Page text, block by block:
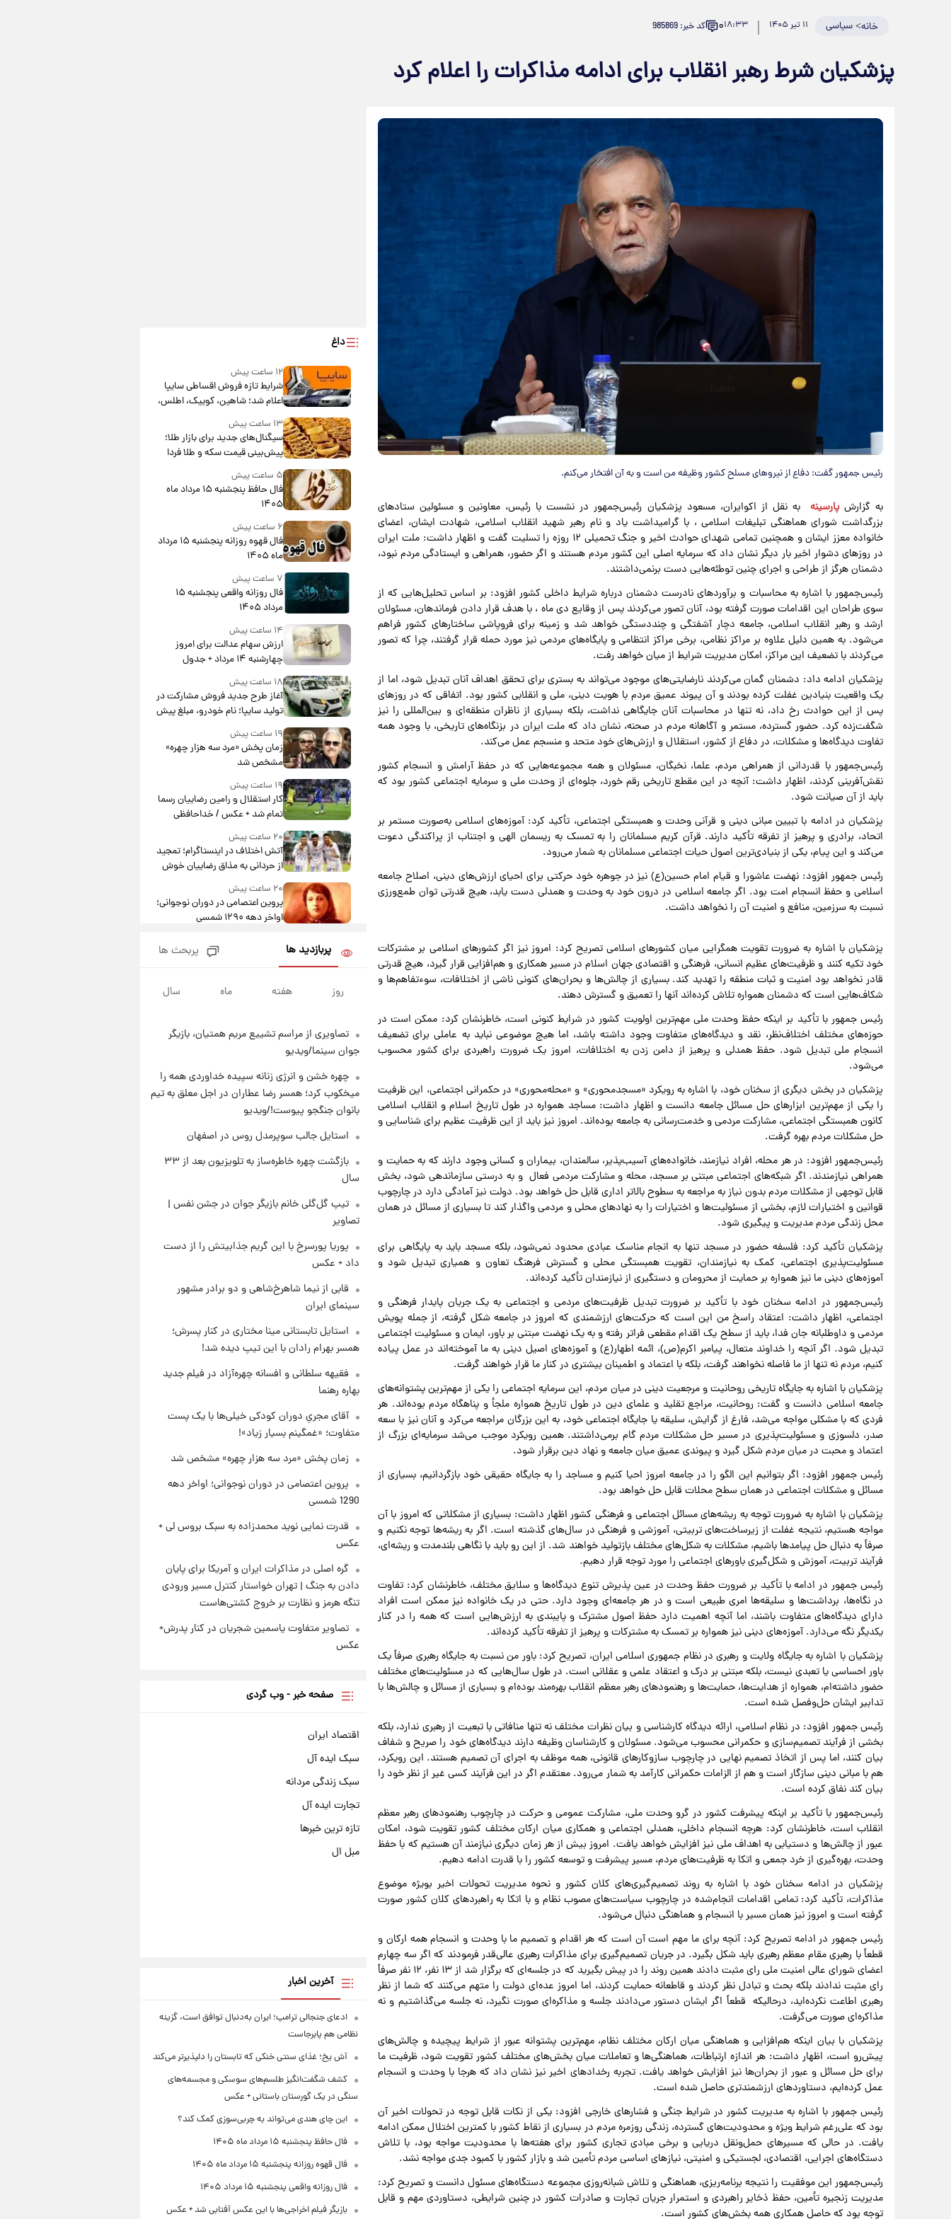
خانه>سیاسی ۱۱ تیر ۱۴۰۵ ۱۸:۳۳۰ کد خبر: 985869
پزشکیان شرط رهبر انقلاب برای ادامه مذاکرات را اعلام کرد
رئیس جمهور گفت: دفاع از نیروهای مسلح کشور وظیفه من است و به آن افتخار می‌کنم.
به گزارش پارسینه
به نقل از اکوایران، مسعود پزشکیان رئیس‌جمهور در نشست با رئیس، معاونین و مسئولین ستادهای
بزرگداشت شورای هماهنگی تبلیغات اسلامی ، با گرامیداشت یاد و نام رهبر شهید انقلاب اسلامی، شهادت ایشان، اعضای
خانواده معزز ایشان و همچنین تمامی شهدای حوادث اخیر و جنگ تحمیلی ۱۲ روزه را تسلیت گفت و اظهار داشت: ملت ایران
در روزهای دشوار اخیر بار دیگر نشان داد که سرمایه اصلی این کشور مردم هستند و اگر حضور، همراهی و ایستادگی مردم نبود،
دشمنان هرگز از طراحی و اجرای چنین توطئه‌هایی دست برنمی‌داشتند.
رئیس‌جمهور با اشاره به محاسبات و برآوردهای نادرست دشمنان درباره شرایط داخلی کشور افزود: بر اساس تحلیل‌هایی که از
سوی طراحان این اقدامات صورت گرفته بود، آنان تصور می‌کردند پس از وقایع دی ماه ، با هدف قرار دادن فرماندهان، مسئولان
ارشد و رهبر انقلاب اسلامی، جامعه دچار آشفتگی و چنددستگی خواهد شد و زمینه برای فروپاشی ساختارهای کشور فراهم
می‌شود. به همین دلیل علاوه بر مراکز نظامی، برخی مراکز انتظامی و پایگاه‌های مردمی نیز مورد حمله قرار گرفتند، چرا که تصور
می‌کردند با تضعیف این مراکز، امکان مدیریت شرایط از میان خواهد رفت.
پزشکیان ادامه داد: دشمنان گمان می‌کردند نارضایتی‌های موجود می‌تواند به بستری برای تحقق اهداف آنان تبدیل شود، اما از
یک واقعیت بنیادین غفلت کرده بودند و آن پیوند عمیق مردم با هویت دینی، ملی و انقلابی کشور بود. اتفاقی که در روزهای
پس از این حوادث رخ داد، نه تنها در محاسبات آنان جایگاهی نداشت، بلکه بسیاری از ناظران منطقه‌ای و بین‌المللی را نیز
شگفت‌زده کرد. حضور گسترده، مستمر و آگاهانه مردم در صحنه، نشان داد که ملت ایران در بزنگاه‌های تاریخی، با وجود همه
تفاوت دیدگاه‌ها و مشکلات، در دفاع از کشور، استقلال و ارزش‌های خود متحد و منسجم عمل می‌کند.
رئیس‌جمهور با قدردانی از همراهی مردم، علما، نخبگان، مسئولان و همه مجموعه‌هایی که در حفظ آرامش و انسجام کشور
نقش‌آفرینی کردند، اظهار داشت: آنچه در این مقطع تاریخی رقم خورد، جلوه‌ای از وحدت ملی و سرمایه اجتماعی کشور بود که
باید از آن صیانت شود.
پزشکیان در ادامه با تبیین مبانی دینی و قرآنی وحدت و همبستگی اجتماعی، تأکید کرد: آموزه‌های اسلامی به‌صورت مستمر بر
اتحاد، برادری و پرهیز از تفرقه تأکید دارند. قرآن کریم مسلمانان را به تمسک به ریسمان الهی و اجتناب از پراکندگی دعوت
می‌کند و این پیام، یکی از بنیادی‌ترین اصول حیات اجتماعی مسلمانان به شمار می‌رود.
رئیس جمهور افزود: نهضت عاشورا و قیام امام حسین(ع) نیز در جوهره خود حرکتی برای احیای ارزش‌های دینی، اصلاح جامعه
اسلامی و حفظ انسجام امت بود. اگر جامعه اسلامی در درون خود به وحدت و همدلی دست یابد، هیچ قدرتی توان طمع‌ورزی
نسبت به سرزمین، منافع و امنیت آن را نخواهد داشت.
پزشکیان با اشاره به ضرورت تقویت همگرایی میان کشورهای اسلامی تصریح کرد: امروز نیز اگر کشورهای اسلامی بر مشترکات
خود تکیه کنند و ظرفیت‌های عظیم انسانی، فرهنگی و اقتصادی جهان اسلام در مسیر همکاری و هم‌افزایی قرار گیرد، هیچ قدرتی
قادر نخواهد بود امنیت و ثبات منطقه را تهدید کند. بسیاری از چالش‌ها و بحران‌های کنونی ناشی از اختلافات، سوءتفاهم‌ها و
شکاف‌هایی است که دشمنان همواره تلاش کرده‌اند آنها را تعمیق و گسترش دهند.
رئیس جمهور با تأکید بر اینکه حفظ وحدت ملی مهم‌ترین اولویت کشور در شرایط کنونی است، خاطرنشان کرد: ممکن است در
حوزه‌های مختلف اختلاف‌نظر، نقد و دیدگاه‌های متفاوت وجود داشته باشد، اما هیچ موضوعی نباید به عاملی برای تضعیف
انسجام ملی تبدیل شود. حفظ همدلی و پرهیز از دامن زدن به اختلافات، امروز یک ضرورت راهبردی برای کشور محسوب
می‌شود.
پزشکیان در بخش دیگری از سخنان خود، با اشاره به رویکرد «مسجدمحوری» و «محله‌محوری» در حکمرانی اجتماعی، این ظرفیت
را یکی از مهم‌ترین ابزارهای حل مسائل جامعه دانست و اظهار داشت: مساجد همواره در طول تاریخ اسلام و انقلاب اسلامی
کانون همبستگی اجتماعی، مشارکت مردمی و خدمت‌رسانی به جامعه بوده‌اند. امروز نیز باید از این ظرفیت عظیم برای شناسایی و
حل مشکلات مردم بهره گرفت.
رئیس‌جمهور افزود: در هر محله، افراد نیازمند، خانواده‌های آسیب‌پذیر، سالمندان، بیماران و کسانی وجود دارند که به حمایت و
همراهی نیازمندند. اگر شبکه‌های اجتماعی مبتنی بر مسجد، محله و مشارکت مردمی فعال و به درستی سازماندهی شود، بخش
قابل توجهی از مشکلات مردم بدون نیاز به مراجعه به سطوح بالاتر اداری قابل حل خواهد بود. دولت نیز آمادگی دارد در چارچوب
قوانین و اختیارات لازم، بخشی از مسئولیت‌ها و اختیارات را به نهادهای محلی و مردمی واگذار کند تا بسیاری از مسائل در همان
محل زندگی مردم مدیریت و پیگیری شود.
پزشکیان تأکید کرد: فلسفه حضور در مسجد تنها به انجام مناسک عبادی محدود نمی‌شود، بلکه مسجد باید به پایگاهی برای
مسئولیت‌پذیری اجتماعی، کمک به نیازمندان، تقویت همبستگی محلی و گسترش فرهنگ تعاون و همیاری تبدیل شود و
آموزه‌های دینی ما نیز همواره بر حمایت از محرومان و دستگیری از نیازمندان تأکید کرده‌اند.
رئیس‌جمهور در ادامه سخنان خود با تأکید بر ضرورت تبدیل ظرفیت‌های مردمی و اجتماعی به یک جریان پایدار فرهنگی و
اجتماعی، اظهار داشت: اعتقاد راسخ من این است که حرکت‌های ارزشمندی که امروز در جامعه شکل گرفته، از جمله پویش‌
مردمی و داوطلبانه جان فدا، باید از سطح یک اقدام مقطعی فراتر رفته و به یک نهضت مبتنی بر باور، ایمان و مسئولیت اجتماعی
تبدیل شود. اگر آنچه را خداوند متعال، پیامبر اکرم(ص)، ائمه اطهار(ع) و آموزه‌های اصیل دینی به ما آموخته‌اند در عمل پیاده
کنیم، مردم نه تنها از ما فاصله نخواهند گرفت، بلکه با اعتماد و اطمینان بیشتری در کنار ما قرار خواهند گرفت.
پزشکیان با اشاره به جایگاه تاریخی روحانیت و مرجعیت دینی در میان مردم، این سرمایه اجتماعی را یکی از مهم‌ترین پشتوانه‌های
جامعه اسلامی دانست و گفت: روحانیت، مراجع تقلید و علمای دین در طول تاریخ همواره ملجأ و پناهگاه مردم بوده‌اند. هر
فردی که با مشکلی مواجه می‌شد، فارغ از گرایش، سلیقه یا جایگاه اجتماعی خود، به این بزرگان مراجعه می‌کرد و آنان نیز با سعه
صدر، دلسوزی و مسئولیت‌پذیری در مسیر حل مشکلات مردم گام برمی‌داشتند. همین رویکرد موجب می‌شد سرمایه‌ای بزرگ از
اعتماد و محبت در میان مردم شکل گیرد و پیوندی عمیق میان جامعه و نهاد دین برقرار شود.
رئیس جمهور افزود: اگر بتوانیم این الگو را در جامعه امروز احیا کنیم و مساجد را به جایگاه حقیقی خود بازگردانیم، بسیاری از
مسائل و مشکلات اجتماعی در همان سطح محلات قابل حل خواهد بود.
پزشکیان با اشاره به ضرورت توجه به ریشه‌های مسائل اجتماعی و فرهنگی کشور اظهار داشت: بسیاری از مشکلاتی که امروز با آن
مواجه هستیم، نتیجه غفلت از زیرساخت‌های تربیتی، آموزشی و فرهنگی در سال‌های گذشته است. اگر به ریشه‌ها توجه نکنیم و
صرفاً به دنبال حل پیامدها باشیم، مشکلات به شکل‌های مختلف بازتولید خواهند شد. از این رو باید با نگاهی بلندمدت و ریشه‌ای،
فرآیند تربیت، آموزش و شکل‌گیری باورهای اجتماعی را مورد توجه قرار دهیم.
رئیس جمهور در ادامه با تأکید بر ضرورت حفظ وحدت در عین پذیرش تنوع دیدگاه‌ها و سلایق مختلف، خاطرنشان کرد: تفاوت
در نگاه‌ها، برداشت‌ها و سلیقه‌ها امری طبیعی است و در هر جامعه‌ای وجود دارد. حتی در یک خانواده نیز ممکن است افراد
دارای دیدگاه‌های متفاوت باشند، اما آنچه اهمیت دارد حفظ اصول مشترک و پایبندی به ارزش‌هایی است که همه را در کنار
یکدیگر نگه می‌دارد. آموزه‌های دینی نیز همواره بر تمسک به مشترکات و پرهیز از تفرقه تأکید کرده‌اند.
پزشکیان با اشاره به جایگاه ولایت و رهبری در نظام جمهوری اسلامی ایران، تصریح کرد: باور من نسبت به جایگاه رهبری صرفاً یک
باور احساسی یا تعبدی نیست، بلکه مبتنی بر درک و اعتقاد علمی و عقلانی است. در طول سال‌هایی که در مسئولیت‌های مختلف
حضور داشته‌ام، همواره از هدایت‌ها، حمایت‌ها و رهنمودهای رهبر معظم انقلاب بهره‌مند بوده‌ام و بسیاری از مسائل و چالش‌ها با
تدابیر ایشان حل‌وفصل شده است.
رئیس جمهور افزود: در نظام اسلامی، ارائه دیدگاه کارشناسی و بیان نظرات مختلف نه تنها منافاتی با تبعیت از رهبری ندارد، بلکه
بخشی از فرآیند تصمیم‌سازی و حکمرانی محسوب می‌شود. مسئولان و کارشناسان وظیفه دارند دیدگاه‌های خود را صریح و شفاف
بیان کنند، اما پس از اتخاذ تصمیم نهایی در چارچوب سازوکارهای قانونی، همه موظف به اجرای آن تصمیم هستند. این رویکرد،
هم با مبانی دینی سازگار است و هم از الزامات حکمرانی کارآمد به شمار می‌رود. معتقدم اگر در این فرآیند کسی غیر از نظر خود را
بیان کند نفاق کرده است.
رئیس‌جمهور با تأکید بر اینکه پیشرفت کشور در گرو وحدت ملی، مشارکت عمومی و حرکت در چارچوب رهنمودهای رهبر معظم
انقلاب است، خاطرنشان کرد: هرچه انسجام داخلی، همدلی اجتماعی و همکاری میان ارکان مختلف کشور تقویت شود، امکان
عبور از چالش‌ها و دستیابی به اهداف ملی نیز افزایش خواهد یافت. امروز بیش از هر زمان دیگری نیازمند آن هستیم که با حفظ
وحدت، بهره‌گیری از خرد جمعی و اتکا به ظرفیت‌های مردم، مسیر پیشرفت و توسعه کشور را با قدرت ادامه دهیم.
پزشکیان در ادامه سخنان خود با اشاره به روند تصمیم‌گیری‌های کلان کشور و نحوه مدیریت تحولات اخیر بویژه موضوع
مذاکرات، تأکید کرد: تمامی اقدامات انجام‌شده در چارچوب سیاست‌های مصوب نظام و با اتکا به راهبردهای کلان کشور صورت
گرفته است و امروز نیز همان مسیر با انسجام و هماهنگی دنبال می‌شود.
رئیس جمهور در ادامه تصریح کرد: آنچه برای ما مهم است آن است که هر اقدام و تصمیم ما با وحدت و انسجام همه ارکان و
قطعاً با رهبری مقام معظم رهبری باید شکل بگیرد. در جریان تصمیم‌گیری برای مذاکرات رهبری عالی‌قدر فرمودند که اگر سه چهارم
اعضای شورای عالی امنیت ملی رای مثبت دادند همین روند را در پیش بگیرید که در جلسه‌ای که برگزار شد از ۱۳ نفر، ۱۲ نفر صرفاً
رای مثبت ندادند بلکه بحث و تبادل نظر کردند و قاطعانه حمایت کردند، اما امروز عده‌ای دولت را متهم می‌کنند که شما از نظر
رهبری اطاعت نکرده‌اید، درحالیکه قطعاً اگر ایشان دستور می‌دادند جلسه و مذاکره‌ای صورت نگیرد، نه جلسه می‌گذاشتیم و نه
مذاکره‌ای صورت می‌گرفت.
پزشکیان با بیان اینکه هم‌افزایی و هماهنگی میان ارکان مختلف نظام، مهم‌ترین پشتوانه عبور از شرایط پیچیده و چالش‌های
پیش‌رو است، اظهار داشت: هر اندازه ارتباطات، هماهنگی‌ها و تعاملات میان بخش‌های مختلف کشور تقویت شود، ظرفیت ما
برای حل مسائل و عبور از بحران‌ها نیز افزایش خواهد یافت. تجربه رخدادهای اخیر نیز نشان داد که هرجا با وحدت و انسجام
عمل کرده‌ایم، دستاوردهای ارزشمندتری حاصل شده است.
رئیس جمهور با اشاره به مدیریت کشور در شرایط جنگی و فشارهای خارجی افزود: یکی از نکات قابل توجه در تحولات اخیر آن
بود که علی‌رغم شرایط ویژه و محدودیت‌های گسترده، زندگی روزمره مردم در بسیاری از نقاط کشور با کمترین اختلال ممکن ادامه
یافت. در حالی که مسیرهای حمل‌ونقل دریایی و برخی مبادی تجاری کشور برای هفته‌ها با محدودیت مواجه بود، با تلاش
دستگاه‌های اجرایی، اقتصادی، لجستیکی و امنیتی، نیازهای اساسی مردم تأمین شد و بازار کشور با کمبود جدی مواجه نشد.
رئیس‌جمهور این موفقیت را نتیجه برنامه‌ریزی، هماهنگی و تلاش شبانه‌روزی مجموعه دستگاه‌های مسئول دانست و تصریح کرد:
مدیریت زنجیره تأمین، حفظ ذخایر راهبردی و استمرار جریان تجارت و صادرات کشور در چنین شرایطی، دستاوردی مهم و قابل
توجه بود که حاصل همکاری همه بخش‌های کشور است.
داغ
۱۲ ساعت پیش
شرایط تازه فروش اقساطی سایپا
اعلام شد؛ شاهین، کوییک، اطلس،
سهند و ساینا با اقساط بلندمدت +
جدول۱۳ ساعت پیش
سیگنال‌های جدید برای بازار طلا؛
پیش‌بینی قیمت سکه و طلا فردا
۵ ساعت پیش
فال حافظ پنجشنبه ۱۵ مرداد ماه
۱۴۰۵
۶ ساعت پیش
فال قهوه روزانه پنجشنبه ۱۵ مرداد
ماه ۱۴۰۵
۷ ساعت پیش
فال روزانه واقعی پنجشنبه ۱۵
مرداد ۱۴۰۵
۱۴ ساعت پیش
ارزش سهام عدالت برای امروز
چهارشنبه ۱۴ مرداد + جدول
۱۸ ساعت پیش
آغاز طرح جدید فروش مشارکت در
تولید سایپا؛ نام خودرو، مبلغ پیش
پرداخت و زمان تحویل | سود
مشارکت چند درصد است؟
۱۹ ساعت پیش
زمان پخش «مرد سه هزار چهره»
مشخص شد
۱۹ ساعت پیش
کار استقلال و رامین رضاییان رسما
تمام شد + عکس / خداحافظی
۲۰ ساعت پیش
آتش اختلاف در اینستاگرام؛ تمجید
از حردانی به مذاق رضاییان خوش
۲۰ ساعت پیش
پروین اعتصامی در دوران نوجوانی؛
اواخر دهه ۱۲۹۰ شمسی
قدرت‌نمایی نظامی چین؛ بمب‌افکن
حامل موشک هسته‌ای در آسمان
۲۱ ساعت پیش
۲۳ ساعت پیش
چهارشنبه ۱۴ مرداد ۱۴۰۵/ نرخ‌ها
ثابت ماند؟ +جدول
۲۲ ساعت پیش
علی مطهری: اجرای کامل
بزرگ‌تری برای ایران است
پربازدید ها پربحث ها
روز هفته ماه سال
تصاویری از مراسم تشییع مریم همتیان، بازیگر
جوان سینما/ویدیو
چهره خشن و انرژی زنانه سپیده خداوردی همه را
میخکوب کرد؛ همسر رضا عطاران در اجل معلق به تیم
بانوان جنگجو پیوست!/ویدیو
استایل جالب سوپرمدل روس در اصفهان
بازگشت چهره خاطره‌ساز به تلویزیون بعد از ۳۳
سال
تیپ گل‌گلی خانم بازیگر جوان در جشن نفس |
تصاویر
پوریا پورسرخ با این گریم جذابیتش را از دست
داد + عکس
قابی از نیما شاهرخ‌شاهی و دو برادر مشهور
سینمای ایران
استایل تابستانی مینا مختاری در کنار پسرش؛
همسر بهرام رادان با این تیپ دیده شد!
فقیهه سلطانی و افسانه چهره‌آزاد در فیلم جدید
بهاره رهنما
آقای مجریِ دوران کودکی خیلی‌ها با یک پست
متفاوت؛ «غمگینم بسیار زیاد»!
زمان پخش «مرد سه هزار چهره» مشخص شد
پروین اعتصامی در دوران نوجوانی؛ اواخر دهه
1290 شمسی
قدرت نمایی نوید محمدزاده به سبک بروس لی +
عکس
گره اصلی در مذاکرات ایران و آمریکا برای پایان
دادن به جنگ | تهران خواستار کنترل مسیر ورودی
تنگه هرمز و نظارت بر خروج کشتی‌هاست
تصاویر متفاوت یاسمین شجریان در کنار پدرش+
عکس
صفحه خبر - وب گردی
اقتصاد ایران
سبک ایده آل
سبک زندگی مردانه
تجارت ایده آل
تازه ترین خبرها
مبل ال
آخرین اخبار
ادعای جنجالی ترامپ؛ ایران به‌دنبال توافق است، گزینه
نظامی هم پابرجاست
آش یخ؛ غذای سنتی خنکی که تابستان را دلپذیرتر می‌کند
کشف شگفت‌انگیز طلسم‌های سوسکی و مجسمه‌های
سنگی در یک گورستان باستانی + عکس
این چای هندی می‌تواند به چربی‌سوزی کمک کند؟
فال حافظ پنجشنبه ۱۵ مرداد ماه ۱۴۰۵
فال قهوه روزانه پنجشنبه ۱۵ مرداد ماه ۱۴۰۵
فال روزانه واقعی پنجشنبه ۱۵ مرداد ۱۴۰۵
بازیگر فیلم اخراجی‌ها با این عکس آفتابی شد + عکس